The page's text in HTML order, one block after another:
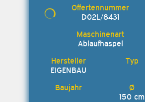
D02L/8431
Ablaufhaspel
EIGENBAU
150 cm